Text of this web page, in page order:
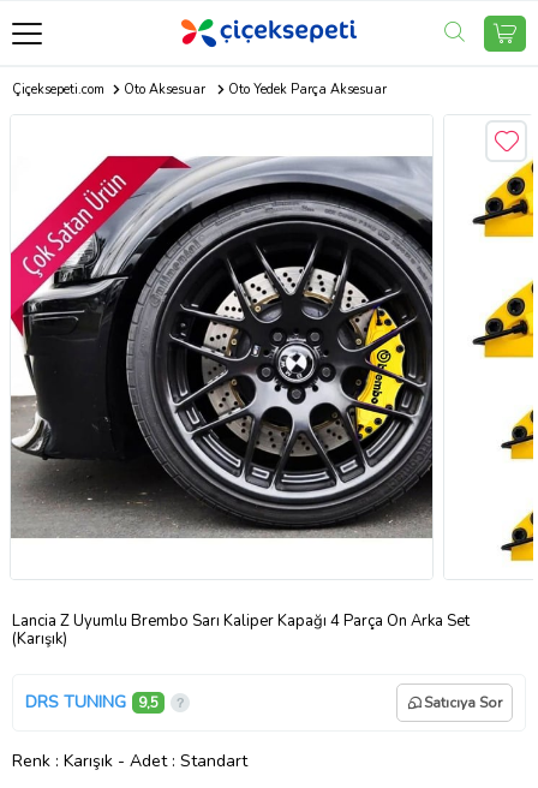
Çiçeksepeti.com Oto Aksesuar Oto Yedek Parça Aksesuar
Lancia Z Uyumlu Brembo Sarı Kaliper Kapağı 4 Parça Ön Arka Set
(Karışık)
DRS TUNING 9,5 Satıcıya Sor
Renk : Karışık - Adet : Standart